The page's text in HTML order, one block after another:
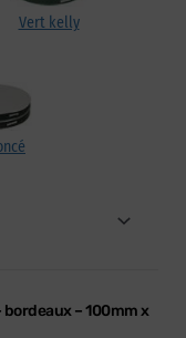
Vert kelly
– 100mm x